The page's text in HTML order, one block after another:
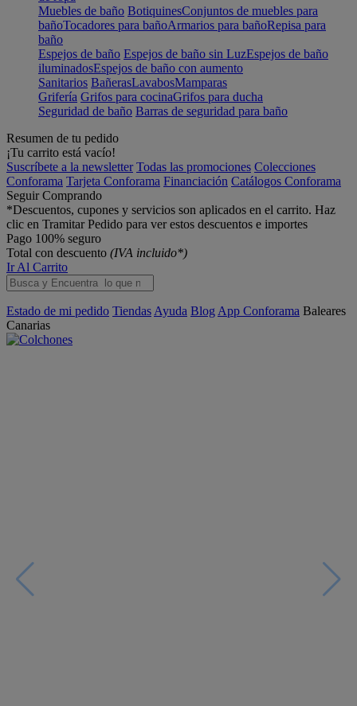
Muebles de baño BotiquinesConjuntos de muebles para
bañoTocadores para bañoArmarios para bañoRepisa para
baño
Espejos de baño Espejos de baño sin LuzEspejos de baño
iluminadosEspejos de baño con aumento
Sanitarios BañerasLavabosMamparas
Grifería Grifos para cocinaGrifos para ducha
Seguridad de baño Barras de seguridad para baño
Resumen de tu pedido
¡Tu carrito está vacío!
Suscríbete a la newsletter Todas las promociones Colecciones
Conforama Tarjeta Conforama Financiación Catálogos Conforama
Seguir Comprando
*Descuentos, cupones y servicios son aplicados en el carrito. Haz
clic en Tramitar Pedido para ver estos descuentos e importes
Pago 100% seguro
Total con descuento (IVA incluido*)
Ir Al Carrito
Estado de mi pedido Tiendas Ayuda Blog App Conforama Baleares
Canarias